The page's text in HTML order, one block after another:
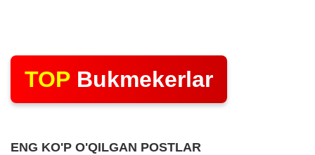
TOP Bukmekerlar
ENG KO'P O'QILGAN POSTLAR